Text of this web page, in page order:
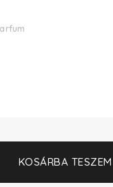
KOSÁRBA TESZEM